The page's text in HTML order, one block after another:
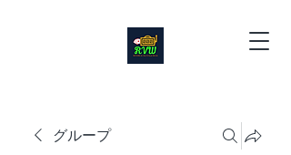
グループ